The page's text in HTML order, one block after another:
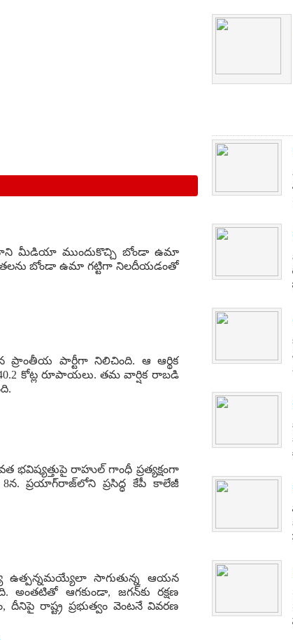
నాని మీడియా ముందుకొచ్చి బోండా ఉమా
నేతలను బోండా ఉమా గట్టిగా నిలదీయడంతో
ప్రాంతీయ పార్టీగా నిలిచింది. ఆ ఆర్థిక
కోట్ల రూపాయలు. తమ వార్షిక రాబడి
భవిష్యత్తుపై రాహుల్ గాంధీ ప్రత్యక్షంగా
ప్రయాగ్‌రాజ్‌లోని ప్రసిద్ధ కేపీ కాలేజీ
ఉత్పన్నమయ్యేలా సాగుతున్న ఆయన
అంతటితో ఆగకుండా, జగన్‌కు రక్షణ
రాష్ట్ర ప్రభుత్వం వెంటనే వివరణ